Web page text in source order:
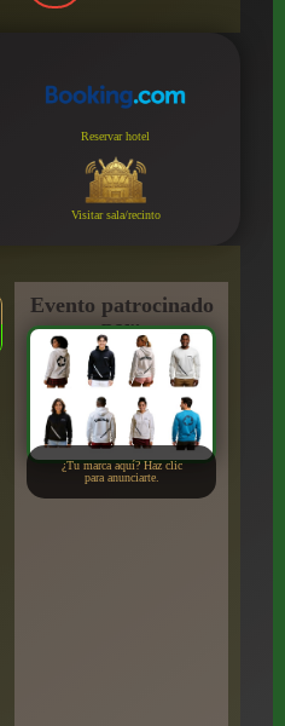
Reservar hotel
Visitar sala/recinto
Evento patrocinado
por:
¿Tu marca aquí? Haz clic
para anunciarte.